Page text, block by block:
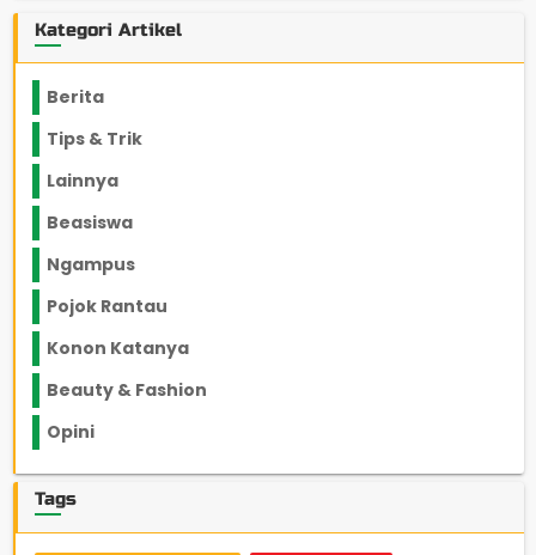
Kategori Artikel
Berita
Tips & Trik
Lainnya
Beasiswa
Ngampus
Pojok Rantau
Konon Katanya
Beauty & Fashion
Opini
Tags